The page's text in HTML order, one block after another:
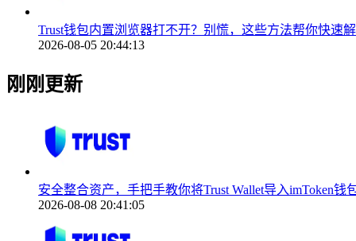
Trust钱包内置浏览器打不开？别慌，这些方法帮你快速
2026-08-05 20:44:13
刚刚更新
安全整合资产，手把手教你将Trust Wallet导入imToken钱
2026-08-08 20:41:05